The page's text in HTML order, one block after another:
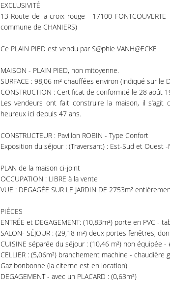
EXCLUSIVITÉ
13 Route de la croix rouge - 17100
commune de CHANIERS)
Ce PLAIN PIED est vendu par S@phie VANH@ECKE
MAISON - PLAIN PIED, non mitoyenne.
SURFACE : 98,06 m² chauffées environ (indiqué sur le
CONSTRUCTION : Certificat de conformité le 28 août
Les vendeurs ont fait construire la maison, il s’agit
heureux ici depuis 47 ans.
CONSTRUCTEUR : Pavillon ROBIN - Type Confort
Exposition du séjour : (Traversant) : Est-Sud et Ouest -
PLAN de la maison ci-joint
OCCUPATION : LIBRE à la vente
VUE : DEGAGÉE SUR LE JARDIN DE 2753m²
PIÉCES
ENTRÉE et DEGAGEMENT: (10,83m²) porte en PVC -
SALON- SÉJOUR : (29,18 m²) deux portes fenêtres,
CUISINE séparée du séjour : (10,46 m²) non équipée
CELLIER : (5,06m²) branchement machine - chaudière
Gaz bonbonne (la citerne est en location)
DEGAGEMENT - avec un PLACARD : (0,63m²)